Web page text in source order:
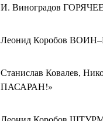
И. Виноградов
Леонид Коробов
Станислав Ковалев,
ПАСАРАН!»